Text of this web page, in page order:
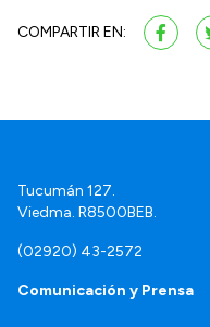
COMPARTIR EN:
Tucumán 127.
Viedma. R8500BEB.
(02920) 43-2572
Comunicación y Prensa